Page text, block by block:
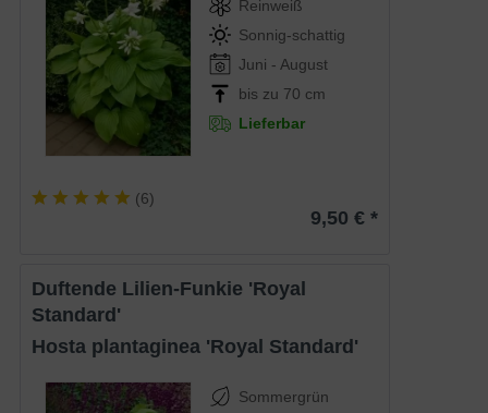
Reinweiß
Sonnig-schattig
Juni - August
bis zu 70 cm
Lieferbar
(6)
9,50 € *
Duftende Lilien-Funkie 'Royal
Standard'
Hosta plantaginea 'Royal Standard'
Sommergrün